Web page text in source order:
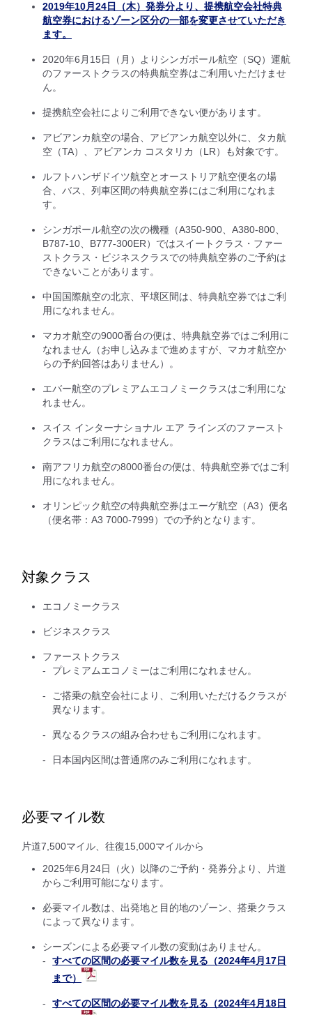
2019年10月24日（木）発券分より、提携航空会社特典
航空券におけるゾーン区分の一部を変更させていただき
ます。
2020年6月15日（月）よりシンガポール航空（SQ）運航
のファーストクラスの特典航空券はご利用いただけませ
ん。
提携航空会社によりご利用できない便があります。
アビアンカ航空の場合、アビアンカ航空以外に、タカ航
空（TA）、アビアンカ コスタリカ（LR）も対象です。
ルフトハンザドイツ航空とオーストリア航空便名の場
合、バス、列車区間の特典航空券にはご利用になれま
す。
シンガポール航空の次の機種（A350-900、A380-800、
B787-10、B777-300ER）ではスイートクラス・ファー
ストクラス・ビジネスクラスでの特典航空券のご予約は
できないことがあります。
中国国際航空の北京、平壌区間は、特典航空券ではご利
用になれません。
マカオ航空の9000番台の便は、特典航空券ではご利用に
なれません（お申し込みまで進めますが、マカオ航空か
らの予約回答はありません）。
エバー航空のプレミアムエコノミークラスはご利用にな
れません。
スイス インターナショナル エア ラインズのファースト
クラスはご利用になれません。
南アフリカ航空の8000番台の便は、特典航空券ではご利
用になれません。
オリンピック航空の特典航空券はエーゲ航空（A3）便名
（便名帯：A3 7000-7999）での予約となります。
対象クラス
エコノミークラス
ビジネスクラス
ファーストクラス
プレミアムエコノミーはご利用になれません。
ご搭乗の航空会社により、ご利用いただけるクラスが
異なります。
異なるクラスの組み合わせもご利用になれます。
日本国内区間は普通席のみご利用になれます。
必要マイル数
片道7,500マイル、往復15,000マイルから
2025年6月24日（火）以降のご予約・発券分より、片道
からご利用可能になります。
必要マイル数は、出発地と目的地のゾーン、搭乗クラス
によって異なります。
シーズンによる必要マイル数の変動はありません。
すべての区間の必要マイル数を見る（2024年4月17日
まで）
すべての区間の必要マイル数を見る（2024年4月18日